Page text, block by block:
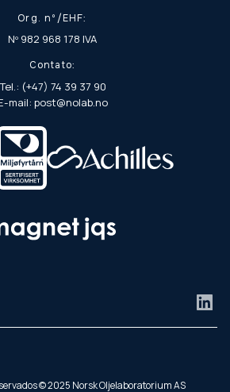
Org. nº/EHF:
Nº 982 968 178 IVA
Contato:
Tel.: (+47) 74 39 37 90
mail: post@nolab.no
© 2025 Norsk Oljelaboratorium AS